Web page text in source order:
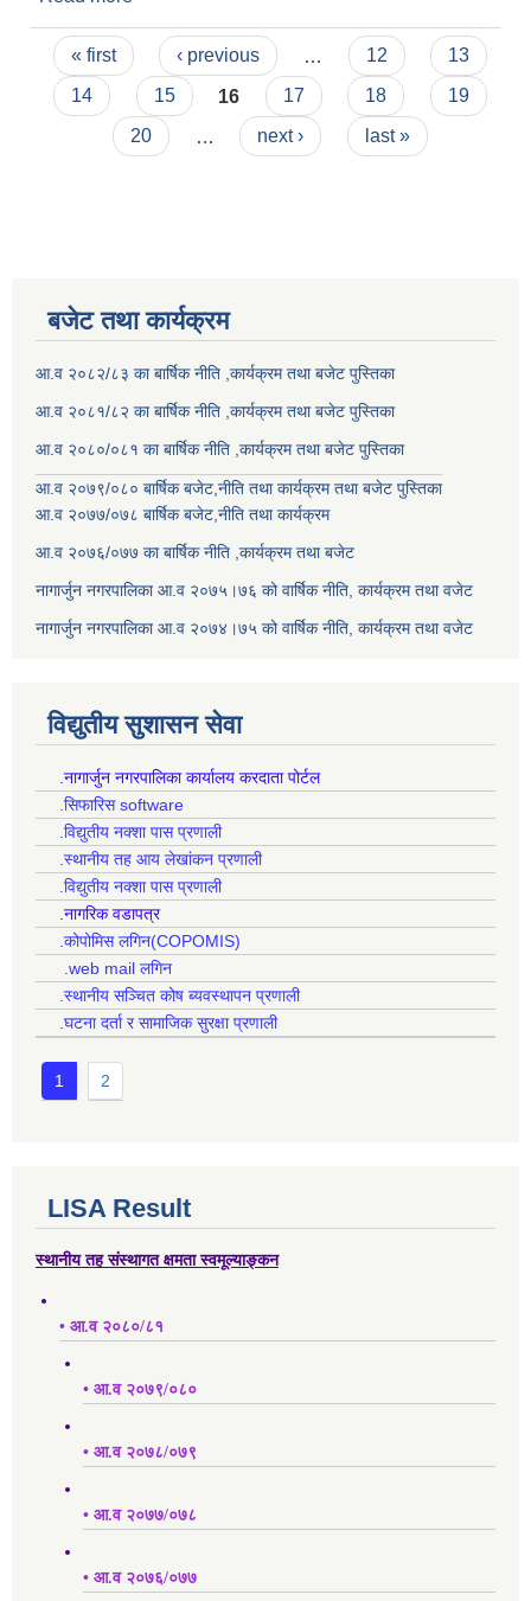
Pages
« first ‹ previous 12
13
14
15 16 17 18
19
20
next › last »
बजेट तथा कार्यक्रम
आ.व २०८२/८३ का बार्षिक नीति ,कार्यक्रम तथा बजेट पुस्तिका
आ.व २०८१/८२ का बार्षिक नीति ,कार्यक्रम तथा बजेट पुस्तिका
आ.व २०८०/०८१ का बार्षिक नीति ,कार्यक्रम तथा बजेट पुस्तिका
आ.व २०७९/०८० बार्षिक बजेट,नीति तथा कार्यक्रम तथा बजेट पुस्तिका
आ.व २०७७/०७८ बार्षिक बजेट,नीति तथा कार्यक्रम
आ.व २०७६/०७७ का बार्षिक नीति ,कार्यक्रम तथा बजेट
नागार्जुन नगरपालिका आ.व २०७५।७६ को वार्षिक नीति, कार्यक्रम तथा वजेट
नागार्जुन नगरपालिका आ.व २०७४।७५ को वार्षिक नीति, कार्यक्रम तथा वजेट
विद्युतीय सुशासन सेवा
.नागार्जुन नगरपालिका कार्यालय करदाता पोर्टल
.सिफारिस software
.विद्युतीय नक्शा पास प्रणाली
.स्थानीय तह आय लेखांकन प्रणाली
.विद्युतीय नक्शा पास प्रणाली
.नागरिक वडापत्र
.कोपोमिस लगिन(COPOMIS)
.web mail लगिन
.स्थानीय सञ्चित कोष ब्यवस्थापन प्रणाली
.घटना दर्ता र सामाजिक सुरक्षा प्रणाली
1 2
LISA Result
स्थानीय तह संस्थागत क्षमता स्वमूल्याङ्कन
• आ.व २०८०/८१
• आ.व २०७९/०८०
• आ.व २०७८/०७९
• आ.व २०७७/०७८
• आ.व २०७६/०७७